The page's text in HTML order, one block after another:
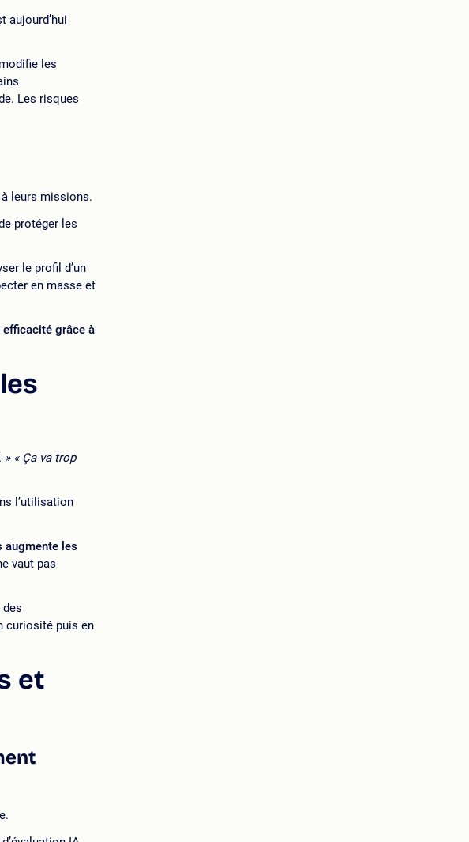
aujourd’hui
modifie les
Les risques
leurs missions.
protéger les
le profil d’un
en masse et
efficacité grâce à
» « Ça va trop
l’utilisation
augmente les
vaut pas
curiosité puis en
et